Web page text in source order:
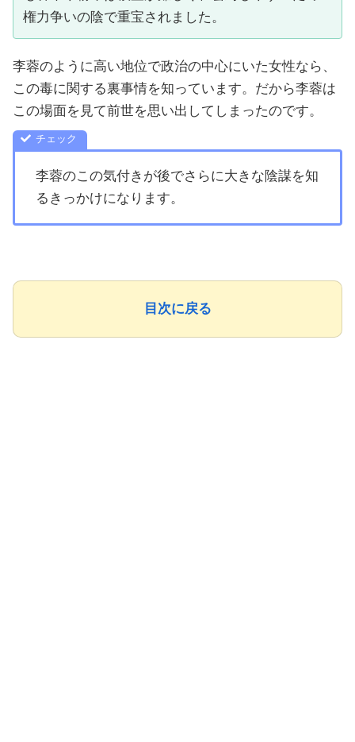
権力争いの陰で重宝されました。
李蓉のように高い地位で政治の中心にいた女性なら、
この毒に関する裏事情を知っています。だから李蓉は
この場面を見て前世を思い出してしまったのです。
李蓉のこの気付きが後でさらに大きな陰謀を知
るきっかけになります。
目次に戻る